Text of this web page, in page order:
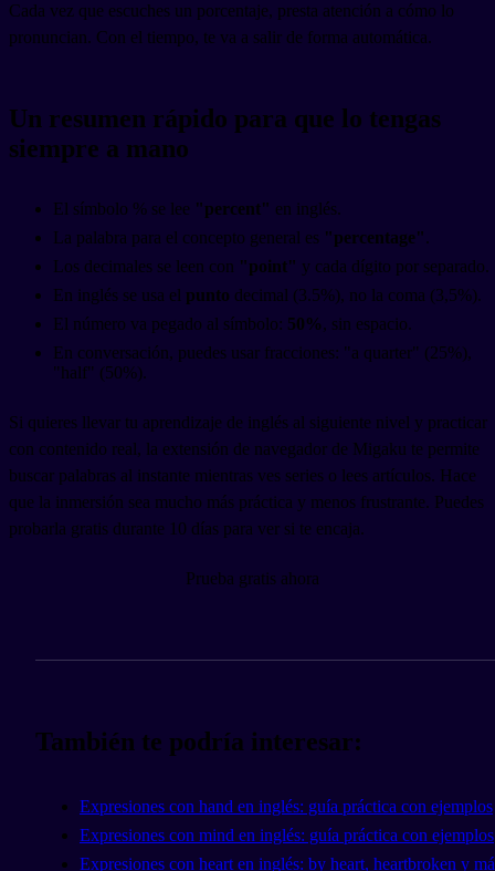
Cada vez que escuches un porcentaje, presta atención a cómo lo
pronuncian. Con el tiempo, te va a salir de forma automática.
Un resumen rápido para que lo tengas
siempre a mano
El símbolo % se lee "percent" en inglés.
La palabra para el concepto general es "percentage".
Los decimales se leen con "point" y cada dígito por separado.
En inglés se usa el punto decimal (3.5%), no la coma (3,5%).
El número va pegado al símbolo: 50%, sin espacio.
En conversación, puedes usar fracciones: "a quarter" (25%),
"half" (50%).
Si quieres llevar tu aprendizaje de inglés al siguiente nivel y practicar
con contenido real, la extensión de navegador de Migaku te permite
buscar palabras al instante mientras ves series o lees artículos. Hace
que la inmersión sea mucho más práctica y menos frustrante. Puedes
probarla gratis durante 10 días para ver si te encaja.
Prueba gratis ahora
También te podría interesar:
Expresiones con hand en inglés: guía práctica con ejemplos
Expresiones con mind en inglés: guía práctica con ejemplos
Expresiones con heart en inglés: by heart, heartbroken y